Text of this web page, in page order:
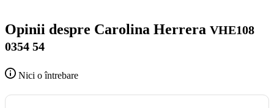
Opinii despre Carolina Herrera VHE108
0354 54
Nici o întrebare